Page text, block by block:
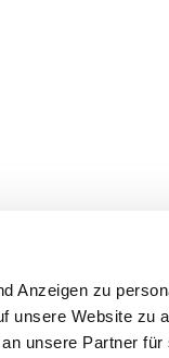
Anzeigen zu
unsere Website zu
unsere Partner